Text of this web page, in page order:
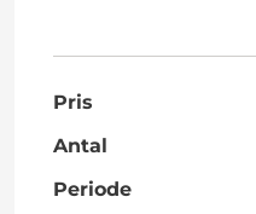
Pris
Antal
Periode